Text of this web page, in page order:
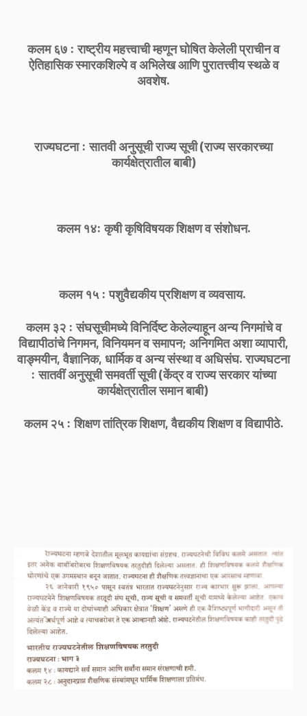
कलम ६७ : राष्ट्रीय महत्त्वाची म्हणून घोषित केलेली प्राचीन व
ऐतिहासिक स्मारकशिल्पे व अभिलेख आणि पुरातत्त्वीय स्थळे व
अवशेष.
राज्यघटना : सातवी अनुसूची राज्य सूची (राज्य सरकारच्या
कार्यक्षेत्रातील बाबी)
कलम १४: कृषी कृषिविषयक शिक्षण व संशोधन.
कलम १५ : पशुवैद्यकीय प्रशिक्षण व व्यवसाय.
कलम ३२ : संघसूचीमध्ये विनिर्दिष्ट केलेल्याहून अन्य निगमांचे व
विद्यापीठांचे निगमन, विनियमन व समापन; अनिगमित अशा व्यापारी,
वाङ्मयीन, वैज्ञानिक, धार्मिक व अन्य संस्था व अधिसंघ. राज्यघटना
: सातवीं अनुसूची समवर्ती सूची (केंद्र व राज्य सरकार यांच्या
कार्यक्षेत्रातील समान बाबी)
कलम २५ : शिक्षण तांत्रिक शिक्षण, वैद्यकीय शिक्षण व विद्यापीठे.